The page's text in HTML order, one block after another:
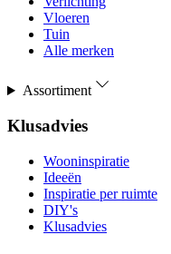
Vloeren
Tuin
Alle merken
Assortiment
Klusadvies
Wooninspiratie
Ideeën
Inspiratie per ruimte
DIY's
Klusadvies